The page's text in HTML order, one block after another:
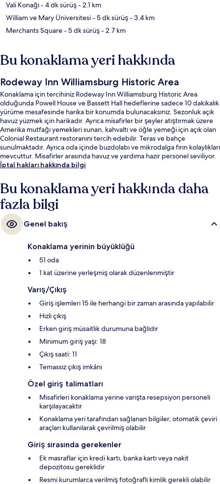
Vali Konağı- 4 dk sürüş- 2.1 km
William ve Mary Üniversitesi- 5 dk sürüş- 3.4 km
Merchants Square- 5 dk sürüş- 2.7 km
Bu konaklama yeri hakkında
Rodeway Inn Williamsburg Historic Area
Konaklama için tercihiniz Rodeway Inn Williamsburg Historic Area
olduğunda Powell House ve Bassett Hall hedeflerine sadece 10 dakikalık
yürüme mesafesinde harika bir konumda bulunacaksınız. Sezonluk açık
havuz yüzmek için harikadır. Ayrıca misafirler bir şeyler atıştırmak üzere
Amerika mutfağı yemekleri sunan, kahvaltı ve öğle yemeği için açık olan
Colonial Restaurant restoranını tercih edebilir. Teras ve bahçe
sunulmaktadır. Ayrıca oda içinde buzdolabı ve mikrodalga fırın kolaylıkları
mevcuttur. Misafirler arasında havuz ve yardıma hazır personel seviliyor.
İptal hakları hakkında bilgi
Bu konaklama yeri hakkında daha
fazla bilgi
Genel bakış
Konaklama yerinin büyüklüğü
51 oda
1 kat üzerine yerleşmiş olarak düzenlenmiştir
Varış/Çıkış
Giriş işlemleri 15 ile herhangi bir zaman arasında yapılabilir
Hızlı çıkış
Erken giriş müsaitlik durumuna bağlıdır
Minimum giriş yaşı: 18
Çıkış saati: 11
Temassız çıkış imkânı
Özel giriş talimatları
Misafirleri konaklama yerine varışta resepsiyon personeli
karşılayacaktır
Konaklama yeri tarafından sağlanan bilgiler, otomatik çeviri
araçları kullanılarak çevrilmiş olabilir
Giriş sırasında gerekenler
Ek masraflar için kredi kartı, banka kartı veya nakit
depozitosu gereklidir
Resmi kurumlarca verilmiş fotoğraflı kimlik gerekli olabilir